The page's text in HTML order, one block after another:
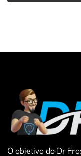
O objetivo do Dr